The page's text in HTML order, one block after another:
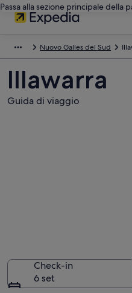
Passa alla sezione principale della
Nuovo Galles del Sud
Illawarra
Guida di viaggio
Check-in
6 set